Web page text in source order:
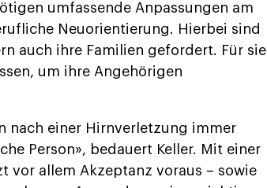
umfassende Anpassungen am
Neuorientierung. Hierbei sind
auch ihre Familien gefordert. Für sie
um ihre Angehörigen
nach einer Hirnverletzung immer
Person», bedauert Keller. Mit einer
vor allem Akzeptanz voraus – sowie